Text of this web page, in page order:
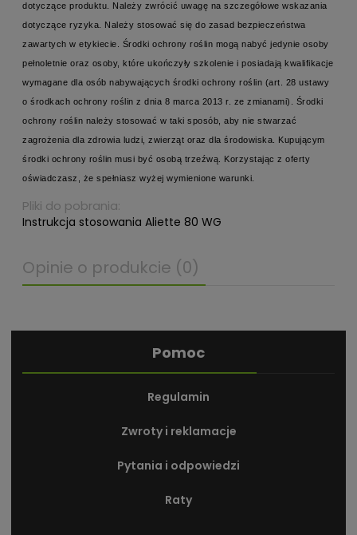
dotyczące produktu. Należy zwrócić uwagę na szczegółowe wskazania
dotyczące ryzyka. Należy stosować się do zasad bezpieczeństwa
zawartych w etykiecie. Środki ochrony roślin mogą nabyć jedynie osoby
pełnoletnie oraz osoby, które ukończyły szkolenie i posiadają kwalifikacje
wymagane dla osób nabywających środki ochrony roślin (art. 28 ustawy
o środkach ochrony roślin z dnia 8 marca 2013 r. ze zmianami). Środki
ochrony roślin należy stosować w taki sposób, aby nie stwarzać
zagrożenia dla zdrowia ludzi, zwierząt oraz dla środowiska. Kupującym
środki ochrony roślin musi być osobą trzeźwą. Korzystając z oferty
oświadczasz, że spełniasz wyżej wymienione warunki.
Pliki do pobrania:
Instrukcja stosowania Aliette 80 WG
Opinie o produkcie (0)
Pomoc
Regulamin
Zwroty i reklamacje
Pytania i odpowiedzi
Raty